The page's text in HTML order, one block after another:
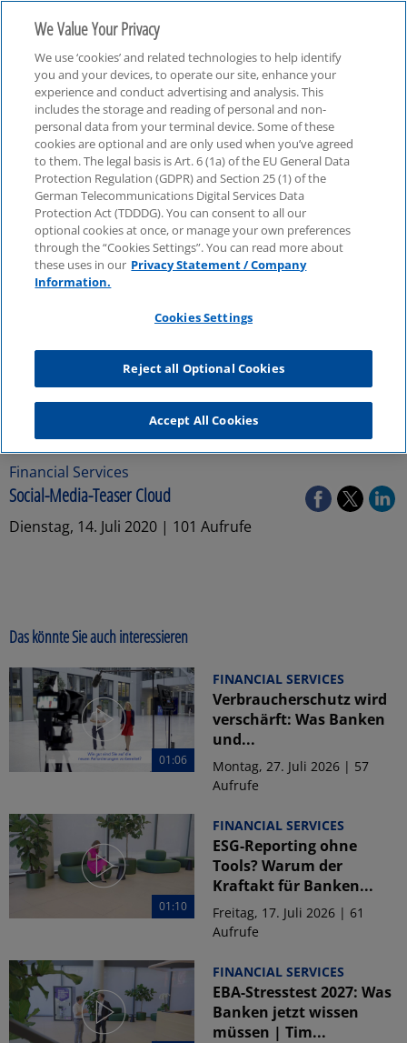
Financial Services
Financial Services
Social-Media-Teaser Cloud
Dienstag, 14. Juli 2020 | 101 Aufrufe
Das könnte Sie auch interessieren
01:06
FINANCIAL SERVICES
Verbraucherschutz wird
verschärft: Was Banken
und...
Montag, 27. Juli 2026 | 57
Aufrufe
01:10
FINANCIAL SERVICES
ESG-Reporting ohne
Tools? Warum der
Kraftakt für Banken...
Freitag, 17. Juli 2026 | 61
Aufrufe
FINANCIAL SERVICES
EBA-Stresstest 2027: Was
Banken jetzt wissen
müssen | Tim...
We Value Your Privacy
We use ‘cookies’ and related technologies to help identify
you and your devices, to operate our site, enhance your
experience and conduct advertising and analysis. This
includes the storage and reading of personal and non-
personal data from your terminal device. Some of these
cookies are optional and are only used when you’ve agreed
to them. The legal basis is Art. 6 (1a) of the EU General Data
Protection Regulation (GDPR) and Section 25 (1) of the
German Telecommunications Digital Services Data
Protection Act (TDDDG). You can consent to all our
optional cookies at once, or manage your own preferences
through the “Cookies Settings”. You can read more about
these uses in our Privacy Statement / Company
Information.
Cookies Settings
Reject all Optional Cookies
Accept All Cookies